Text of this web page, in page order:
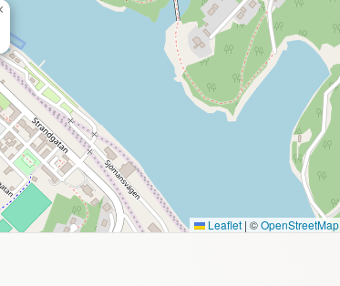
Leaflet | ©OpenStreetMap